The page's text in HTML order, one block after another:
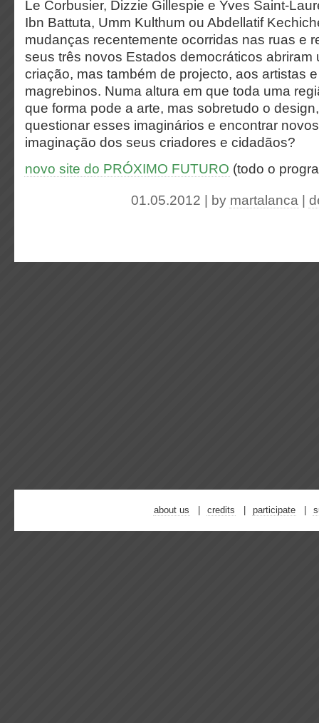
Le Corbusier, Dizzie Gillespie e Yves Saint-
Ibn Battuta, Umm Kulthum ou Abdellatif
mudanças recentemente ocorridas nas ruas e
seus três novos Estados democráticos abriram
criação, mas também de projecto, aos artistas
magrebinos. Numa altura em que toda uma
que forma pode a arte, mas sobretudo o
questionar esses imaginários e encontrar
imaginação dos seus criadores e cidadãos?
novo site do PRÓXIMO FUTURO (todo o
01.05.2012 | by martalanca
about us credits participate